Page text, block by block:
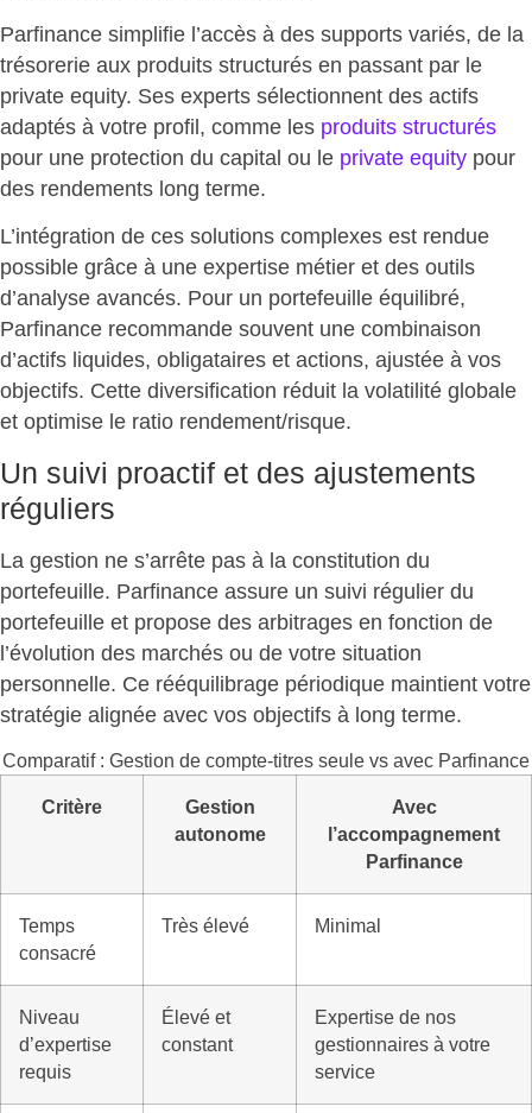
Parfinance simplifie l’accès à des supports variés, de la
trésorerie aux produits structurés en passant par le
private equity. Ses experts sélectionnent des actifs
adaptés à votre profil, comme les produits structurés
pour une protection du capital ou le private equity pour
des rendements long terme.
L’intégration de ces solutions complexes est rendue
possible grâce à une expertise métier et des outils
d’analyse avancés. Pour un portefeuille équilibré,
Parfinance recommande souvent une combinaison
d’actifs liquides, obligataires et actions, ajustée à vos
objectifs. Cette diversification réduit la volatilité globale
et optimise le ratio rendement/risque.
Un suivi proactif et des ajustements
réguliers
La gestion ne s’arrête pas à la constitution du
portefeuille. Parfinance assure un suivi régulier du
portefeuille et propose des arbitrages en fonction de
l’évolution des marchés ou de votre situation
personnelle. Ce rééquilibrage périodique maintient votre
stratégie alignée avec vos objectifs à long terme.
Comparatif : Gestion de compte-titres seule vs avec Parfinance
Critère
Gestion
autonome
Avec
l’accompagnement
Parfinance
Temps
consacré
Très élevé Minimal
Niveau
d’expertise
requis
Élevé et
constant
Expertise de nos
gestionnaires à votre
service